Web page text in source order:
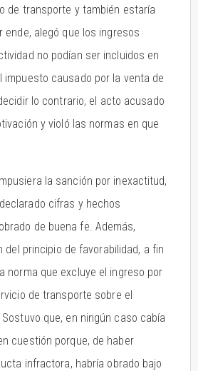
de transporte y también estaría
ende, alegó que los ingresos
no podían ser incluidos en
impuesto causado por la venta de
lo contrario, el acto acusado
y violó las normas en que
la sanción por inexactitud,
cifras y hechos
de buena fe. Además,
del principio de favorabilidad, a fin
norma que excluye el ingreso por
de transporte sobre el
Sostuvo que, en ningún caso cabía
cuestión porque, de haber
infractora, habría obrado bajo